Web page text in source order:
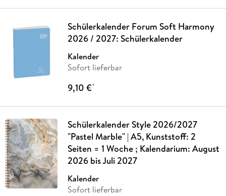
Schülerkalender Forum Soft Harmony
2026 / 2027: Schülerkalender
Kalender
Sofort lieferbar
9,10 €*
Schülerkalender Style 2026/2027
"Pastel Marble" | A5, Kunststoff: 2
Seiten = 1 Woche ; Kalendarium: August
2026 bis Juli 2027
Kalender
Sofort lieferbar